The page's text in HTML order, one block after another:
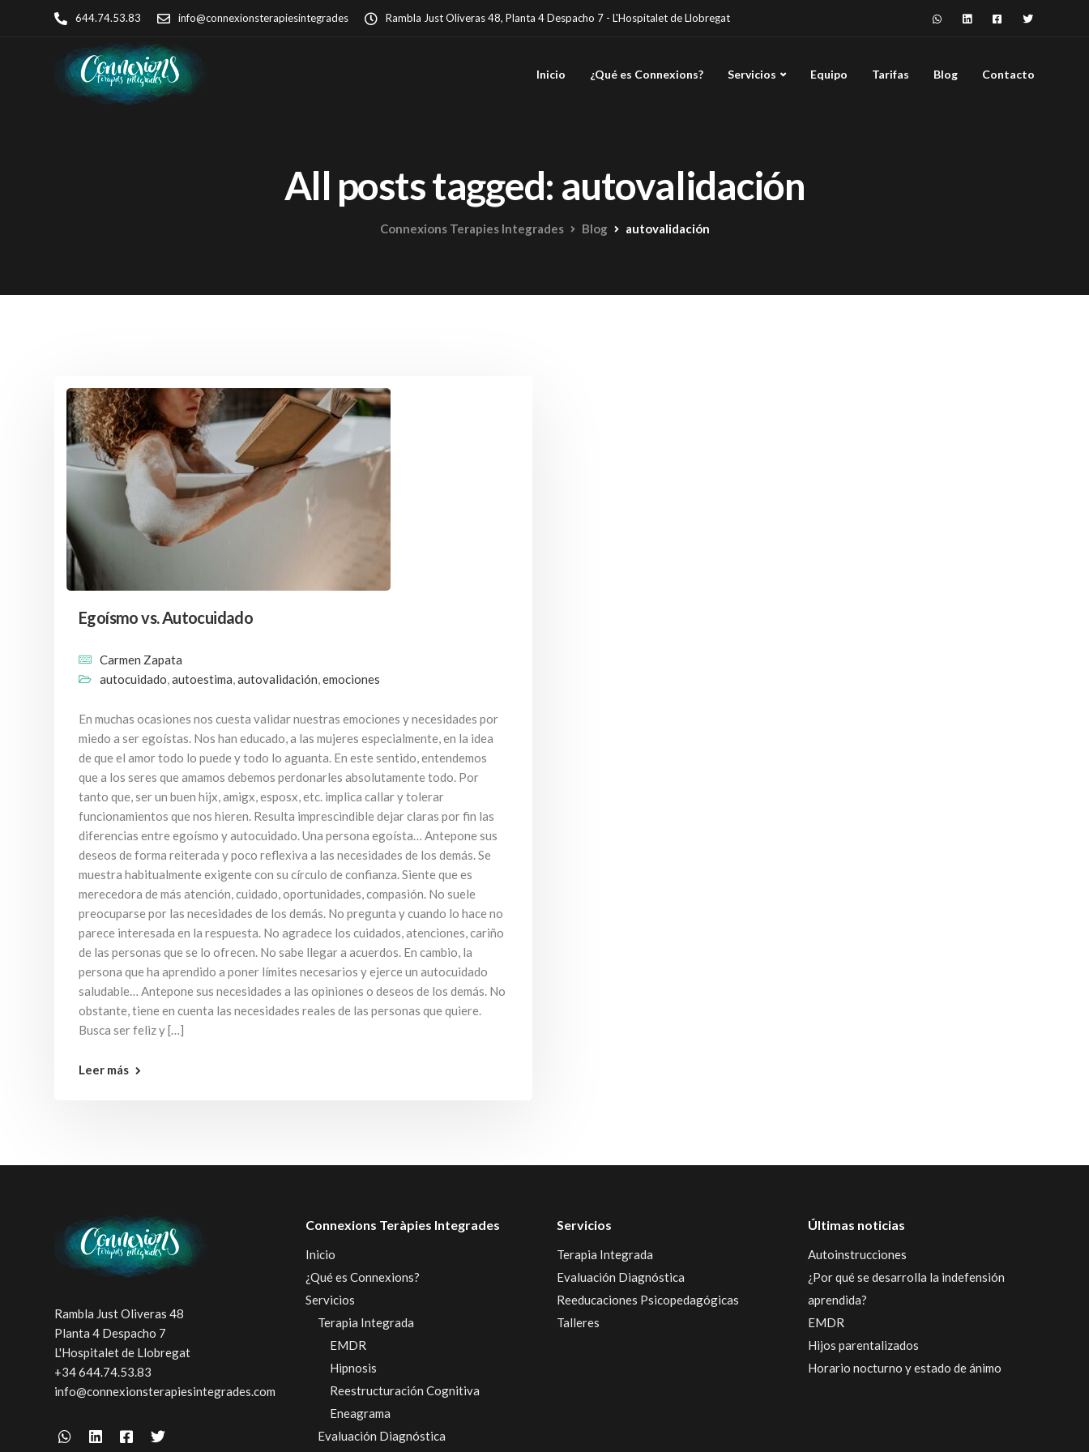
644.74.53.83 info@connexionsterapiesintegrades Rambla Just Oliveras 48, Planta 4 Despacho 7 - L'Hospitalet de Llobregat
Inicio ¿Qué es Connexions? Servicios Equipo Tarifas Blog Contacto
All posts tagged: autovalidación
Connexions Terapies Integrades Blog autovalidación
Egoísmo vs. Autocuidado
Carmen Zapata
autocuidado,autoestima,autovalidación,emociones
En muchas ocasiones nos cuesta validar nuestras emociones y necesidades por
miedo a ser egoístas. Nos han educado, a las mujeres especialmente, en la idea
de que el amor todo lo puede y todo lo aguanta. En este sentido, entendemos
que a los seres que amamos debemos perdonarles absolutamente todo. Por
tanto que, ser un buen hijx, amigx, esposx, etc. implica callar y tolerar
funcionamientos que nos hieren. Resulta imprescindible dejar claras por fin las
diferencias entre egoísmo y autocuidado. Una persona egoísta… Antepone sus
deseos de forma reiterada y poco reflexiva a las necesidades de los demás. Se
muestra habitualmente exigente con su círculo de confianza. Siente que es
merecedora de más atención, cuidado, oportunidades, compasión. No suele
preocuparse por las necesidades de los demás. No pregunta y cuando lo hace no
parece interesada en la respuesta. No agradece los cuidados, atenciones, cariño
de las personas que se lo ofrecen. No sabe llegar a acuerdos. En cambio, la
persona que ha aprendido a poner límites necesarios y ejerce un autocuidado
saludable… Antepone sus necesidades a las opiniones o deseos de los demás. No
obstante, tiene en cuenta las necesidades reales de las personas que quiere.
Busca ser feliz y […]
Leer más
Rambla Just Oliveras 48
Planta 4 Despacho 7
L'Hospitalet de Llobregat
+34 644.74.53.83
info@connexionsterapiesintegrades.com
Connexions Teràpies Integrades
Inicio
¿Qué es Connexions?
Servicios
Terapia Integrada
EMDR
Hipnosis
Reestructuración Cognitiva
Eneagrama
Evaluación Diagnóstica
Servicios
Terapia Integrada
Evaluación Diagnóstica
Reeducaciones Psicopedagógicas
Talleres
Últimas noticias
Autoinstrucciones
¿Por qué se desarrolla la indefensión
aprendida?
EMDR
Hijos parentalizados
Horario nocturno y estado de ánimo